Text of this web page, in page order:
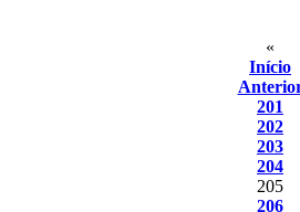
«
Início
201
202
203
204
205
206